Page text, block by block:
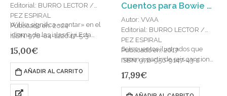
Editorial: BURRO LECTOR /
PEZ ESPIRAL
Publicado en: 2024
ISBN: 978-84-122647-5-3
Wilika significa «contar» en el
idioma de las islas Fiyi.Esta
infancia no es simplemente
un…
15,00€
AÑADIR AL CARRITO
Cuentos para Bowie / [editores, Daniel Madrid y Bárbara Cáceres Chomalí ; ilustración de portada y diseño por Mariano Xerez].
Autor: VVAA
Editorial: BURRO LECTOR /
PEZ ESPIRAL
Publicado en: 2017
ISBN: 978-956-9147-43-2
Seis cuentos ilustrados que
nacen a partir de seis canciones
Bowie. Un libro dedicado a
ninos y grandes,…
17,99€